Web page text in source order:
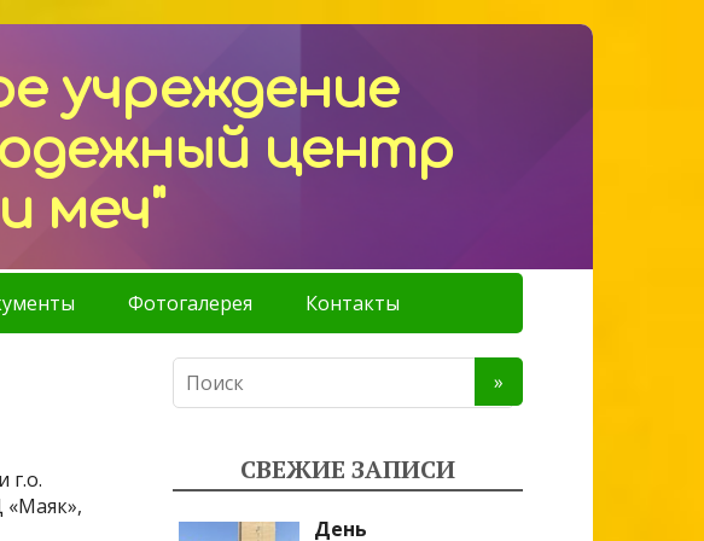
учреждение
центр
меч"
Фотогалерея Контакты
г.о.
СВЕЖИЕ ЗАПИСИ
День